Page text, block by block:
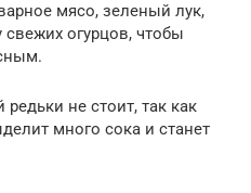
мясо, зеленый лук,
огурцов, чтобы
не стоит, так как
много сока и станет